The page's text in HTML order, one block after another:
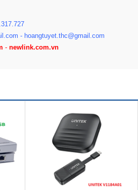
- hoangtuyet.thc@gmail.com
- newlink.com.vn